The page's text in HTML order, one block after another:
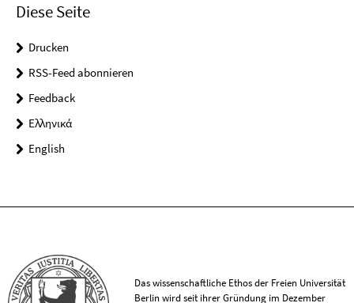
Diese Seite
Drucken
RSS-Feed abonnieren
Feedback
Ελληνικά
English
Das wissenschaftliche Ethos der Freien Universität
Berlin wird seit ihrer Gründung im Dezember